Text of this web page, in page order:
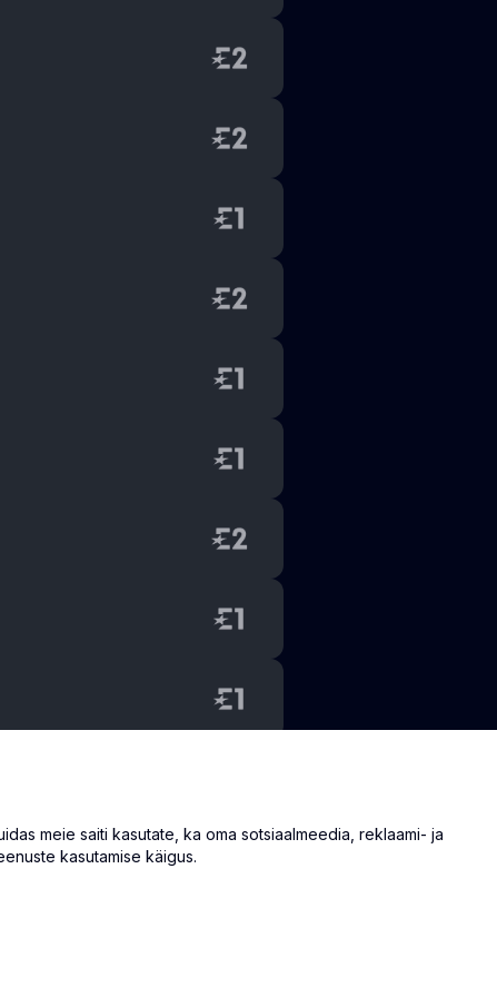
meie saiti kasutate, ka oma sotsiaalmeedia, reklaami- ja
kasutamise käigus.